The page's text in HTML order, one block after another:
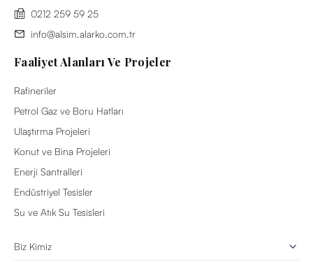
0212 259 59 25
info@alsim.alarko.com.tr
Faaliyet Alanları Ve Projeler
Rafineriler
Petrol Gaz ve Boru Hatları
Ulaştırma Projeleri
Konut ve Bina Projeleri
Enerji Santralleri
Endüstriyel Tesisler
Su ve Atık Su Tesisleri
Biz Kimiz